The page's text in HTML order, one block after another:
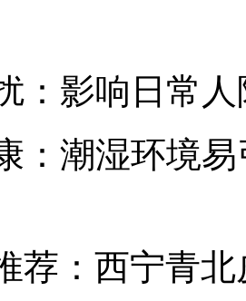
：影响日常
：潮湿环境
荐：西宁青